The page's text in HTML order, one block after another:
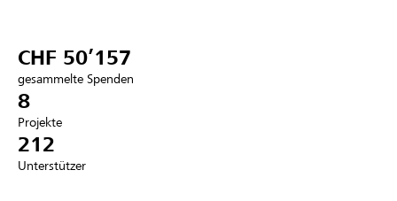
Anmelden
CHF 50’157
gesammelte Spenden
8
Projekte
212
Unterstützer